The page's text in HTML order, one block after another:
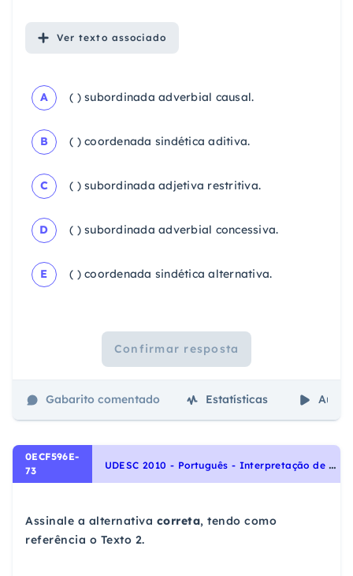
Ver texto associado
A ( ) subordinada adverbial causal.
B ( ) coordenada sindética aditiva.
C ( ) subordinada adjetiva restritiva.
D ( ) subordinada adverbial concessiva.
E ( ) coordenada sindética alternativa.
Confirmar resposta
Gabarito comentado Estatísticas Aulas
0ECF596E-
73
U
DESC 2010 - Português - Interpretação de Textos, Ortografia, Preposições, Coesão e coerência, Conjunções: Relação de causa e consequência, Morfologia
Assinale a alternativa correta, tendo como
referência o Texto 2.